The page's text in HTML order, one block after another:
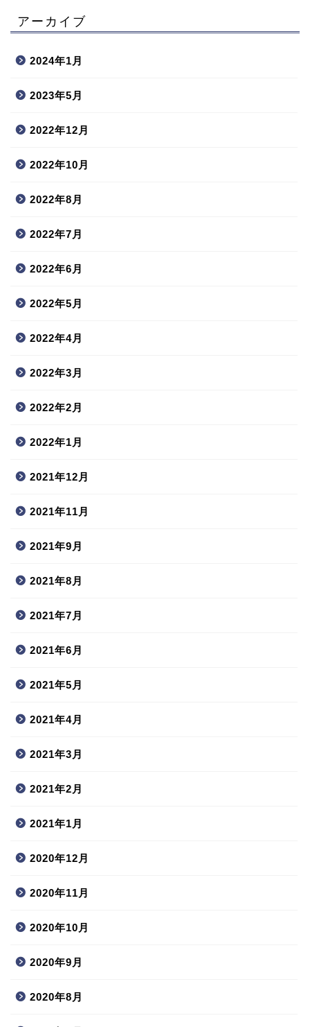
アーカイブ
2024年1月
2023年5月
2022年12月
2022年10月
2022年8月
2022年7月
2022年6月
2022年5月
2022年4月
2022年3月
2022年2月
2022年1月
2021年12月
2021年11月
2021年9月
2021年8月
2021年7月
2021年6月
2021年5月
2021年4月
2021年3月
2021年2月
2021年1月
2020年12月
2020年11月
2020年10月
2020年9月
2020年8月